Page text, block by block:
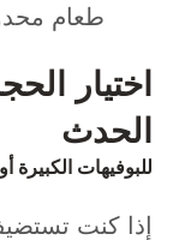
طعام
اختيار
الحدث
للبوفيهات الكبيرة
إذا كنت